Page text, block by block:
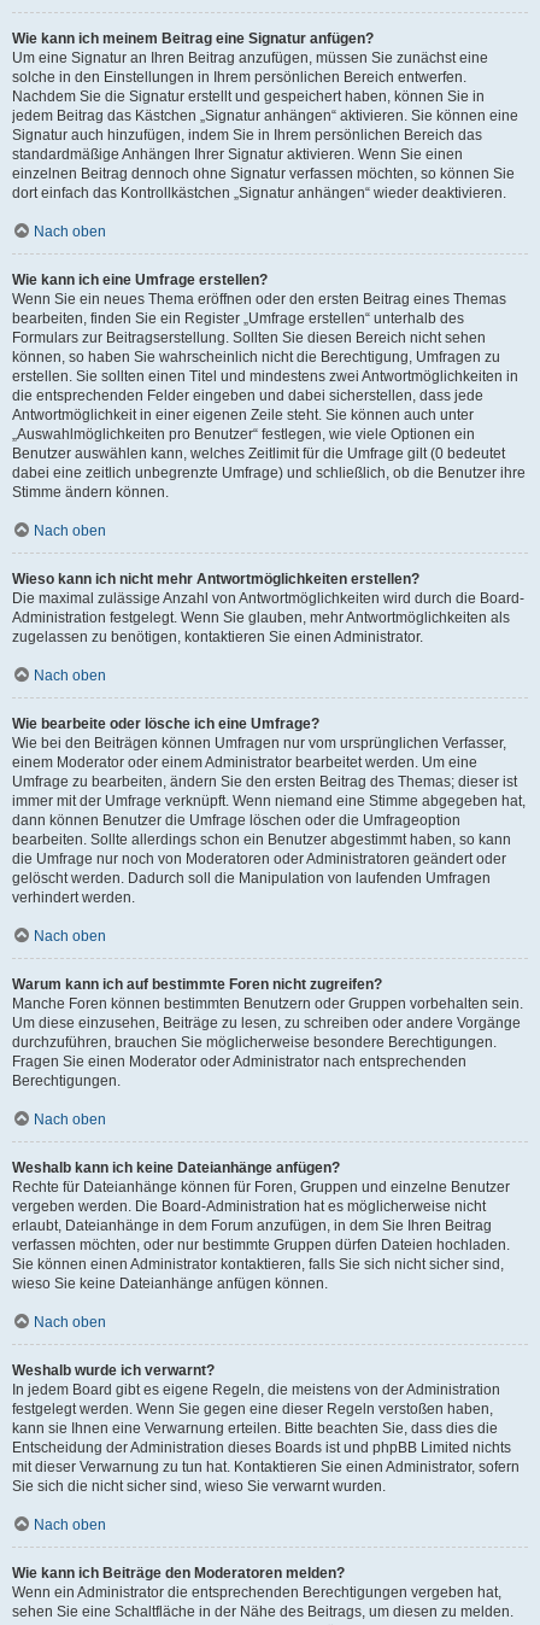
Wie kann ich meinem Beitrag eine Signatur anfügen?
Um eine Signatur an Ihren Beitrag anzufügen, müssen Sie zunächst eine
solche in den Einstellungen in Ihrem persönlichen Bereich entwerfen.
Nachdem Sie die Signatur erstellt und gespeichert haben, können Sie in
jedem Beitrag das Kästchen „Signatur anhängen“ aktivieren. Sie können eine
Signatur auch hinzufügen, indem Sie in Ihrem persönlichen Bereich das
standardmäßige Anhängen Ihrer Signatur aktivieren. Wenn Sie einen
einzelnen Beitrag dennoch ohne Signatur verfassen möchten, so können Sie
dort einfach das Kontrollkästchen „Signatur anhängen“ wieder deaktivieren.
Nach oben
Wie kann ich eine Umfrage erstellen?
Wenn Sie ein neues Thema eröffnen oder den ersten Beitrag eines Themas
bearbeiten, finden Sie ein Register „Umfrage erstellen“ unterhalb des
Formulars zur Beitragserstellung. Sollten Sie diesen Bereich nicht sehen
können, so haben Sie wahrscheinlich nicht die Berechtigung, Umfragen zu
erstellen. Sie sollten einen Titel und mindestens zwei Antwortmöglichkeiten in
die entsprechenden Felder eingeben und dabei sicherstellen, dass jede
Antwortmöglichkeit in einer eigenen Zeile steht. Sie können auch unter
„Auswahlmöglichkeiten pro Benutzer“ festlegen, wie viele Optionen ein
Benutzer auswählen kann, welches Zeitlimit für die Umfrage gilt (0 bedeutet
dabei eine zeitlich unbegrenzte Umfrage) und schließlich, ob die Benutzer ihre
Stimme ändern können.
Nach oben
Wieso kann ich nicht mehr Antwortmöglichkeiten erstellen?
Die maximal zulässige Anzahl von Antwortmöglichkeiten wird durch die Board-
Administration festgelegt. Wenn Sie glauben, mehr Antwortmöglichkeiten als
zugelassen zu benötigen, kontaktieren Sie einen Administrator.
Nach oben
Wie bearbeite oder lösche ich eine Umfrage?
Wie bei den Beiträgen können Umfragen nur vom ursprünglichen Verfasser,
einem Moderator oder einem Administrator bearbeitet werden. Um eine
Umfrage zu bearbeiten, ändern Sie den ersten Beitrag des Themas; dieser ist
immer mit der Umfrage verknüpft. Wenn niemand eine Stimme abgegeben hat,
dann können Benutzer die Umfrage löschen oder die Umfrageoption
bearbeiten. Sollte allerdings schon ein Benutzer abgestimmt haben, so kann
die Umfrage nur noch von Moderatoren oder Administratoren geändert oder
gelöscht werden. Dadurch soll die Manipulation von laufenden Umfragen
verhindert werden.
Nach oben
Warum kann ich auf bestimmte Foren nicht zugreifen?
Manche Foren können bestimmten Benutzern oder Gruppen vorbehalten sein.
Um diese einzusehen, Beiträge zu lesen, zu schreiben oder andere Vorgänge
durchzuführen, brauchen Sie möglicherweise besondere Berechtigungen.
Fragen Sie einen Moderator oder Administrator nach entsprechenden
Berechtigungen.
Nach oben
Weshalb kann ich keine Dateianhänge anfügen?
Rechte für Dateianhänge können für Foren, Gruppen und einzelne Benutzer
vergeben werden. Die Board-Administration hat es möglicherweise nicht
erlaubt, Dateianhänge in dem Forum anzufügen, in dem Sie Ihren Beitrag
verfassen möchten, oder nur bestimmte Gruppen dürfen Dateien hochladen.
Sie können einen Administrator kontaktieren, falls Sie sich nicht sicher sind,
wieso Sie keine Dateianhänge anfügen können.
Nach oben
Weshalb wurde ich verwarnt?
In jedem Board gibt es eigene Regeln, die meistens von der Administration
festgelegt werden. Wenn Sie gegen eine dieser Regeln verstoßen haben,
kann sie Ihnen eine Verwarnung erteilen. Bitte beachten Sie, dass dies die
Entscheidung der Administration dieses Boards ist und phpBB Limited nichts
mit dieser Verwarnung zu tun hat. Kontaktieren Sie einen Administrator, sofern
Sie sich die nicht sicher sind, wieso Sie verwarnt wurden.
Nach oben
Wie kann ich Beiträge den Moderatoren melden?
Wenn ein Administrator die entsprechenden Berechtigungen vergeben hat,
sehen Sie eine Schaltfläche in der Nähe des Beitrags, um diesen zu melden.